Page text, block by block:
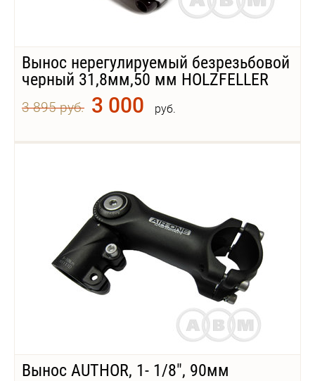
Вынос нерегулируемый безрезьбовой
черный 31,8мм,50 мм HOLZFELLER
3 895 руб. 3 000 руб.
Вынос AUTHOR, 1- 1/8", 90мм